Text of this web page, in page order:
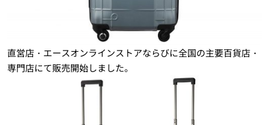
直営店・エースオンラインストアならびに全国の主要百貨店・
専門店にて販売開始しました。